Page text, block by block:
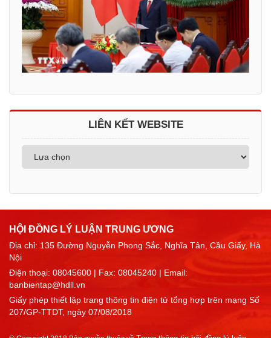
LIÊN KẾT WEBSITE
HỘI ĐỒNG LÝ LUẬN TRUNG ƯƠNG
Địa chỉ: 135 Đường Nguyễn Phong Sắc, Nghĩa Tân, Cầu Giấy, Hà
Nội
Điện thoại: 08045600 | Fax: 08045240 | Email:
banbientap@hdll.vn
Giấy phép thiết lập trang thông tin điện tử tổng hợp trên mạng Số
207/GP-TTDT, ngày 07/08/2018